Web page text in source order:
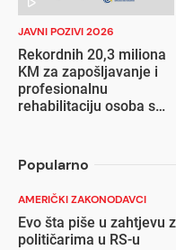
JAVNI POZIVI 2026
Rekordnih 20,3 miliona
KM za zapošljavanje i
profesionalnu
rehabilitaciju osoba s
Popularno
AMERIČKI ZAKONODAVCI
Evo šta piše u zahtjevu
političarima u RS-u